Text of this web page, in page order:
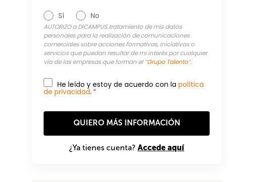
Sí No
AUTORIZO a DICAMPUS tratamiento de mis datos
personales para la realización de comunicaciones
comerciales sobre acciones formativas, iniciativas o
servicios que puedan resultar de mi interés por cualquier
vía de las empresas que forman el “Grupo Talento”.
He leído y estoy de acuerdo con lapolítica
de privacidad. *
¿Ya tienes cuenta?Accede aquí